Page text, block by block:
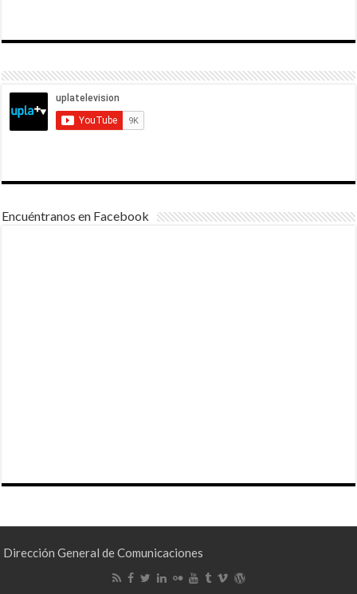
Encuéntranos en Facebook
Dirección General de Comunicaciones